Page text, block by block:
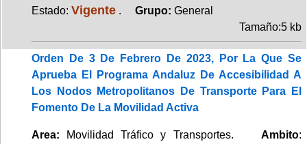
Estado: Vigente . Grupo: General
Tamaño:5 kb
Orden De 3 De Febrero De 2023, Por La Que Se
Aprueba El Programa Andaluz De Accesibilidad A
Los Nodos Metropolitanos De Transporte Para El
Fomento De La Movilidad Activa
Area: Movilidad Tráfico y Transportes. Ambito: